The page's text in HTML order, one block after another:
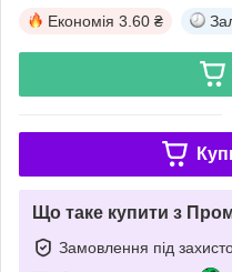
Економія 3.60 ₴
Що таке купити з
Замовлення під